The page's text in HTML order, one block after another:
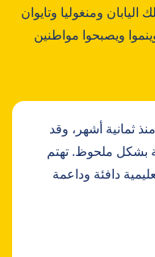
ومنغوليا وتايوان
ويصبحوا مواطنين
ثمانية أشهر، وقد
بشكل ملحوظ. تهتم
دافئة وداعمة